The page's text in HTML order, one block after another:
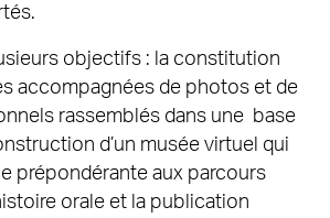
objectifs : la constitution
accompagnées de photos et de
rassemblés dans une base
d’un musée virtuel qui
prépondérante aux parcours
orale et la publication